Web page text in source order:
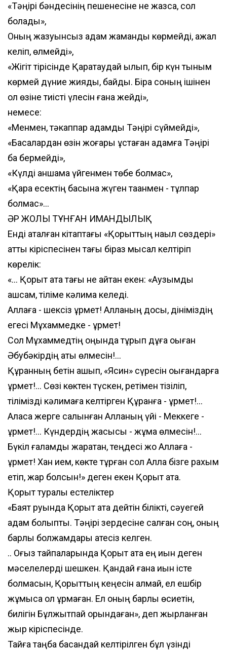
«Тәңірі бәндесінің пешенесіне не жазса, сол
болады»,
Оның жазуынсыз адам жамандық көрмейді, ажал
келіп, өлмейді»,
«Жігіт тірісінде Қаратаудай қылып, бір күн тыным
көрмей дүние жияды, байды. Бірақ соның ішінен
ол өзіне тиісті үлесін ғана жейді»,
немесе:
«Менмен, тәкаппар адамды Тәңірі сүймейді»,
«Басқалардан өзін жоғары ұстаған адамға Тәңірі
бақ бермейді»,
«Күлді қаншама үйгенмен төбе болмас»,
«Қара есектің басына жүген таққанмен - тұлпар
болмас»...
ӘР ЖОЛЫ ТҰНҒАН ИМАНДЫЛЫҚ
Енді аталған кітаптағы «Қорқыттың нақыл сөздері»
атты кіріспесінен тағы біраз мысал келтіріп
көрелік:
«... Қорқыт ата тағы не айтқан екен: «Аузымды
ашсам, тіліме кәлима келеді.
Аллаға - шексіз құрмет! Алланың досы, дініміздің
егесі Мұхаммедке - құрмет!
Сол Мұхаммедтің оңында тұрып дұға оқыған
Әбубәкірдің аты өлмесін!...
Құранның бетін ашып, «Ясин» сүресін оқығандарға
құрмет!... Сөзі көктен түскен, ретімен тізіліп,
тілімізді кәлимаға келтірген Құранға - құрмет!...
Аласа жерге салынған Алланың үйі - Меккеге -
құрмет!... Күндердің жақсысы - жұма өлмесін!...
Бүкіл ғаламды жаратқан, теңдесі жоқ Аллаға -
құрмет! Хан ием, көкте тұрған сол Алла бізге рахым
етіп, жар болсын!» деген екен Қорқыт ата.
Қорқыт туралы естеліктер
«Баят руында Қорқыт ата дейтін білікті, сәуегей
адам болыпты. Тәңірі зердесіне салған соң, оның
барлық болжамдары қатесіз келген.
.. Оғыз тайпаларында Қорқыт ата ең қиын деген
мәселелерді шешкен. Қандай ғана қиын істе
болмасын, Қорқыттың кеңесін алмай, ел ешбір
жұмысқа қол ұрмаған. Ел оның барлық өсиетін,
билігін Бұлжытпай орындаған», деп жырланған
жыр кіріспесінде.
Тайға таңба басқандай келтірілген бұл үзінді